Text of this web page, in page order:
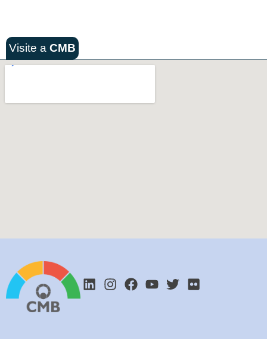
Visite a CMB